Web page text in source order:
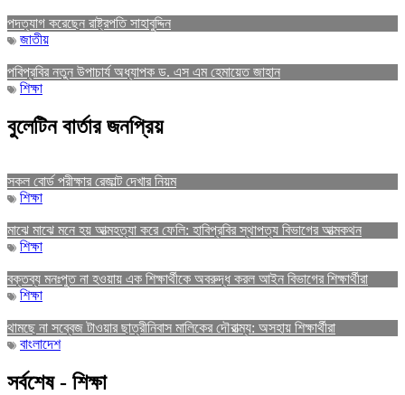
পদত্যাগ করেছেন রাষ্ট্রপতি সাহাবুদ্দিন
জাতীয়
পবিপ্রবির নতুন উপাচার্য অধ্যাপক ড. এস এম হেমায়েত জাহান
শিক্ষা
বুলেটিন বার্তার জনপ্রিয়
সকল বোর্ড পরীক্ষার রেজাল্ট দেখার নিয়ম
শিক্ষা
মাঝে মাঝে মনে হয় আত্মহত্যা করে ফেলি: হাবিপ্রবির স্থাপত্য বিভাগের আত্মকথন
শিক্ষা
বক্তব্য মনঃপুত না হওয়ায় এক শিক্ষার্থীকে অবরুদ্ধ করল আইন বিভাগের শিক্ষার্থীরা
শিক্ষা
থামছে না সব্বেজ টাওয়ার ছাত্রীনিবাস মালিকের দৌরাত্ম্য: অসহায় শিক্ষার্থীরা
বাংলাদেশ
সর্বশেষ - শিক্ষা